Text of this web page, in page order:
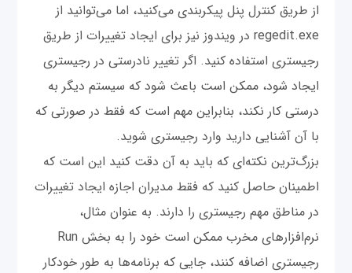
از طریق کنترل پنل پیکربندی می‌کنید، اما می‌توانید از
regedit.exe در ویندوز نیز برای ایجاد تغییرات از طریق
رجیستری استفاده کنید. اگر تغییر نادرستی در رجیستری
ایجاد شود، ممکن است باعث شود که سیستم دیگر به
درستی کار نکند، بنابراین مهم است که فقط در صورتی که
با آن آشنایی دارید وارد رجیستری شوید.
بزرگ‌ترین نکته‌ای که باید به آن دقت کنید این است که
اطمینان حاصل کنید که فقط مدیران اجازه ایجاد تغییرات
در مناطق مهم رجیستری را دارند. به عنوان مثال،
نرم‌افزارهای مخرب ممکن است خود را به بخش Run
رجیستری اضافه کنند، جایی که برنامه‌ها به طور خودکار